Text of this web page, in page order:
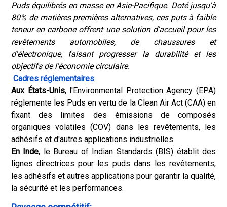
Puds équilibrés en masse en Asie-Pacifique. Doté jusqu'à
80% de matières premières alternatives, ces puts à faible
teneur en carbone offrent une solution d'accueil pour les
revêtements automobiles, de chaussures et
d'électronique, faisant progresser la durabilité et les
objectifs de l'économie circulaire.
Cadres réglementaires
Aux États-Unis, l'Environmental Protection Agency (EPA)
réglemente les Puds en vertu de la Clean Air Act (CAA) en
fixant des limites des émissions de composés
organiques volatiles (COV) dans les revêtements, les
adhésifs et d'autres applications industrielles.
En Inde, le Bureau of Indian Standards (BIS) établit des
lignes directrices pour les puds dans les revêtements,
les adhésifs et autres applications pour garantir la qualité,
la sécurité et les performances.